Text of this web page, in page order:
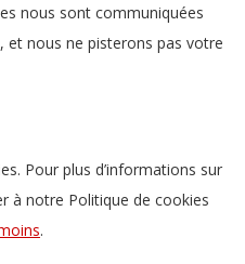
nous sont communiquées
et nous ne pisterons pas votre
Pour plus d’informations sur
à notre Politique de cookies
.